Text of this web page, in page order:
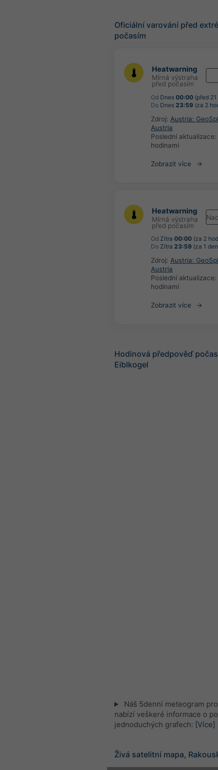
Oficiální varování před
počasím
Heatwarning
Mírná výstraha
před počasím
Od Dnes 00:00 (před
Do Dnes 23:59 (za 2
Zdroj: Austria:
Austria
Poslední aktualizace:
hodinami
Zobrazit více
Heatwarning
Mírná výstraha
před počasím
Od Zítra 00:00 (za 2
Do Zítra 23:59 (za 1
Zdroj: Austria:
Austria
Poslední aktualizace:
hodinami
Zobrazit více
Hodinová předpověď
Eiblkogel
Náš 5denní meteogram
nabízí veškeré informace o
jednoduchých grafech: [Více]
Živá satelitní mapa,